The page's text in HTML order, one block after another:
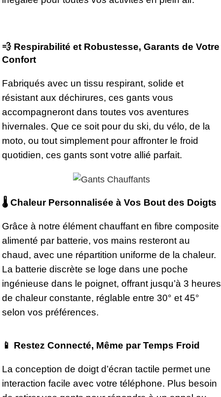
💨 Respirabilité et Robustesse, Garants de Votre
Confort
Fabriqués avec un tissu respirant, solide et
résistant aux déchirures, ces gants vous
accompagneront dans toutes vos aventures
hivernales. Que ce soit pour du ski, du vélo, de la
moto, ou tout simplement pour affronter le froid
quotidien, ces gants sont votre allié parfait.
🌡️ Chaleur Personnalisée à Vos Bout des Doigts
Grâce à notre élément chauffant en fibre composite
alimenté par batterie, vos mains resteront au
chaud, avec une répartition uniforme de la chaleur.
La batterie discrète se loge dans une poche
ingénieuse dans le poignet, offrant jusqu’à 3 heures
de chaleur constante, réglable entre 30° et 45°
selon vos préférences.
📱 Restez Connecté, Même par Temps Froid
La conception de doigt d’écran tactile permet une
interaction facile avec votre téléphone. Plus besoin